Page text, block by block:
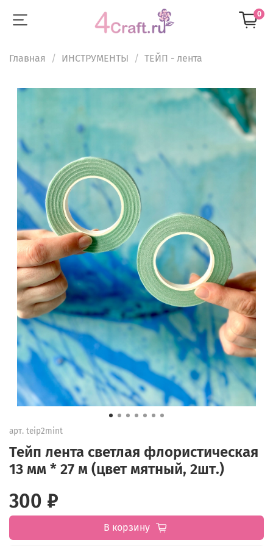
0
Главная ИНСТРУМЕНТЫ ТЕЙП - лента
арт. teip2mint
Тейп лента светлая флористическая
13 мм * 27 м (цвет мятный, 2шт.)
300 ₽
В корзину